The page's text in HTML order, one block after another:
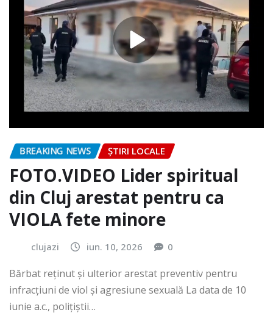
BREAKING NEWS ȘTIRI LOCALE
FOTO.VIDEO Lider spiritual
din Cluj arestat pentru ca
VIOLA fete minore
clujazi iun. 10, 2026 0
Bărbat reținut și ulterior arestat preventiv pentru
infracțiuni de viol și agresiune sexuală La data de 10
iunie a.c., polițiștii…